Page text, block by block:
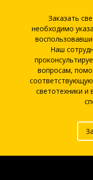
Заказать
необходимо
Наш
вопросам,
светотехники